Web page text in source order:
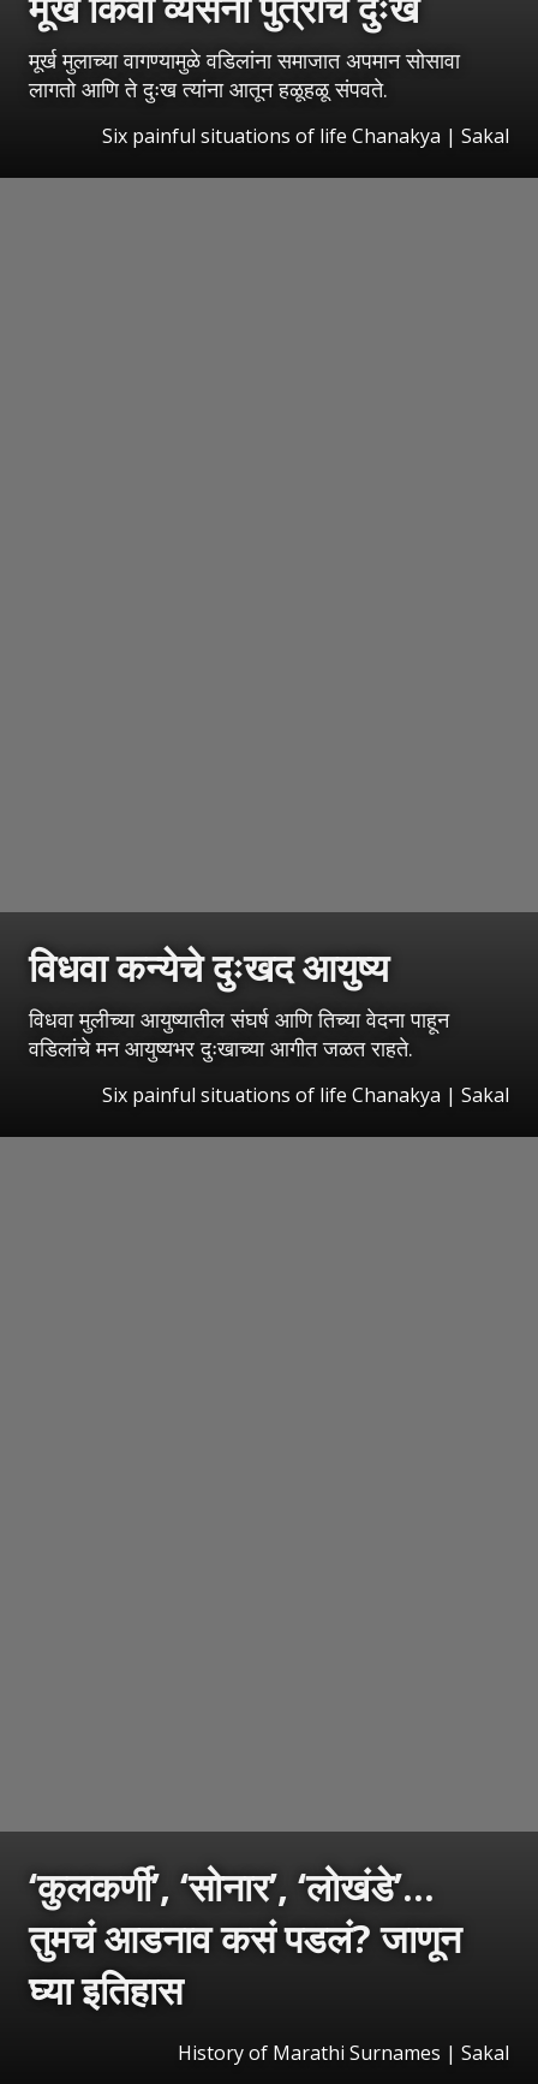
मूर्ख मुलाच्या वागण्यामुळे वडिलांना समाजात अपमान सोसावा
लागतो आणि ते दुःख त्यांना आतून हळूहळू संपवते.
Six painful situations of life Chanakya | Sakal
विधवा कन्येचे दुःखद आयुष्य
विधवा मुलीच्या आयुष्यातील संघर्ष आणि तिच्या वेदना पाहून
वडिलांचे मन आयुष्यभर दुःखाच्या आगीत जळत राहते.
Six painful situations of life Chanakya | Sakal
‘कुलकर्णी’, ‘सोनार’, ‘लोखंडे’...
तुमचं आडनाव कसं पडलं? जाणून
घ्या इतिहास
History of Marathi Surnames | Sakal